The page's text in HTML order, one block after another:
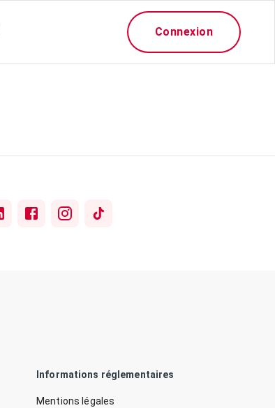
Connexion
Informations réglementaires
Mentions légales